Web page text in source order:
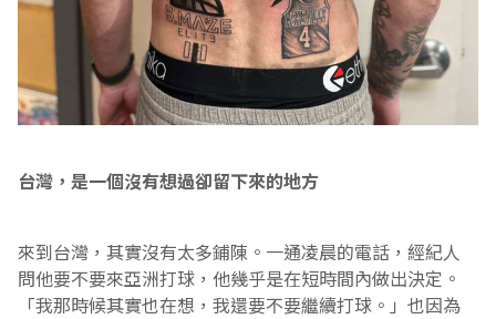
台灣，是一個沒有想過卻留下來的地方
來到台灣，其實沒有太多鋪陳。一通凌晨的電話，經紀人
問他要不要來亞洲打球，他幾乎是在短時間內做出決定。
「我那時候其實也在想，我還要不要繼續打球。」也因為